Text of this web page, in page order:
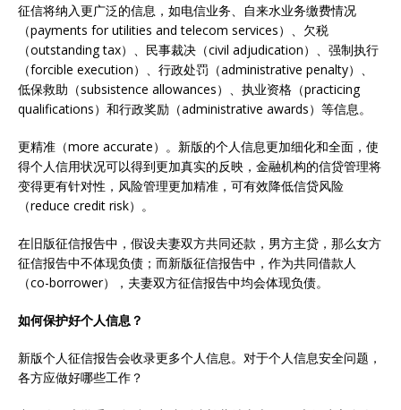
征信将纳入更广泛的信息，如电信业务、自来水业务缴费情况
（payments for utilities and telecom services）、欠税
（outstanding tax）、民事裁决（civil adjudication）、强制执行
（forcible execution）、行政处罚（administrative penalty）、
低保救助（subsistence allowances）、执业资格（practicing
qualifications）和行政奖励（administrative awards）等信息。
更精准（more accurate）。新版的个人信息更加细化和全面，使
得个人信用状况可以得到更加真实的反映，金融机构的信贷管理将
变得更有针对性，风险管理更加精准，可有效降低信贷风险
（reduce credit risk）。
在旧版征信报告中，假设夫妻双方共同还款，男方主贷，那么女方
征信报告中不体现负债；而新版征信报告中，作为共同借款人
（co-borrower），夫妻双方征信报告中均会体现负债。
如何保护好个人信息？
新版个人征信报告会收录更多个人信息。对于个人信息安全问题，
各方应做好哪些工作？